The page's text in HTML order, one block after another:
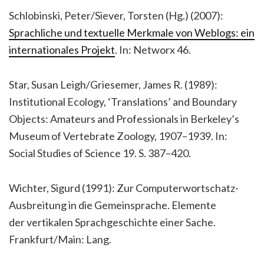
Schlobinski, Peter/Siever, Torsten (Hg.) (2007):
Sprachliche und textuelle Merkmale von Weblogs: ein
internationales Projekt. In: Networx 46.
Star, Susan Leigh/Griesemer, James R. (1989):
Institutional Ecology, ‘Translations’ and Boundary
Objects: Amateurs and Professionals in Berkeley’s
Museum of Vertebrate Zoology, 1907–1939. In:
Social Studies of Science 19. S. 387–420.
Wichter, Sigurd (1991): Zur Computerwortschatz-
Ausbreitung in die Gemeinsprache. Elemente
der vertikalen Sprachgeschichte einer Sache.
Frankfurt/Main: Lang.